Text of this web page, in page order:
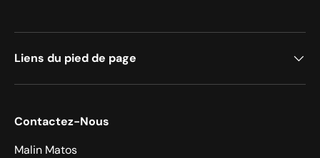
Liens du pied de page
Contactez-Nous
Malin Matos